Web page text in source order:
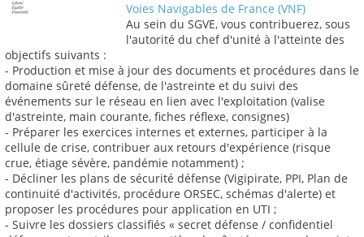
Voies Navigables de France (VNF)
Au sein du SGVE, vous contribuerez, sous
l'autorité du chef d'unité à l'atteinte des
objectifs suivants :
- Production et mise à jour des documents et procédures dans le
domaine sûreté défense, de l'astreinte et du suivi des
événements sur le réseau en lien avec l'exploitation (valise
d'astreinte, main courante, fiches réflexe, consignes)
- Préparer les exercices internes et externes, participer à la
cellule de crise, contribuer aux retours d'expérience (risque
crue, étiage sévère, pandémie notamment) ;
- Décliner les plans de sécurité défense (Vigipirate, PPI, Plan de
continuité d'activités, procédure ORSEC, schémas d'alerte) et
proposer les procédures pour application en UTI ;
- Suivre les dossiers classifiés « secret défense / confidentiel